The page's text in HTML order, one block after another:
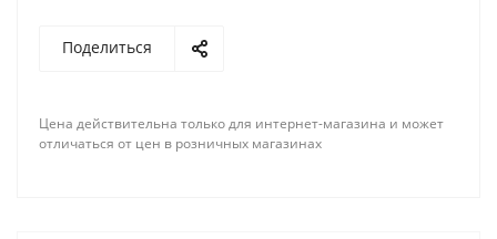
Поделиться
Цена действительна только для интернет-магазина и может
отличаться от цен в розничных магазинах